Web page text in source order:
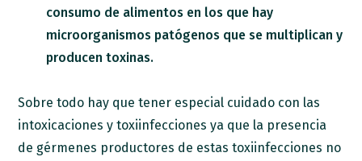
consumo de alimentos en los que hay
microorganismos patógenos que se multiplican y
producen toxinas.
Sobre todo hay que tener especial cuidado con las
intoxicaciones y toxiinfecciones ya que la presencia
de gérmenes productores de estas toxiinfecciones no